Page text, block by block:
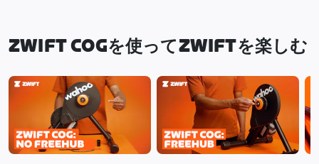
ZWIFT COGを使ってZWIFTを楽しむ